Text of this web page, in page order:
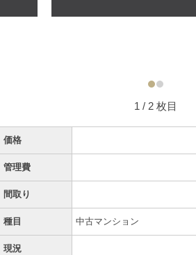
1 / 2 枚目
価格
管理費
間取り
種目 中古マンション
現況